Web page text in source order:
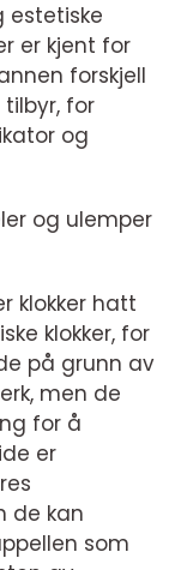
estetiske
er kjent for
forskjell
tilbyr, for
og
og ulemper
klokker hatt
klokker, for
på grunn av
men de
for å
er
de kan
som